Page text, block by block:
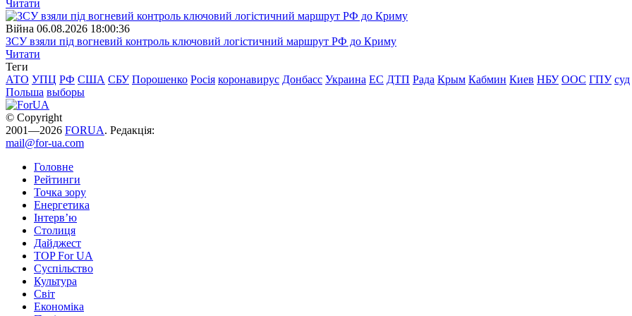
Читати
Війна 06.08.2026 18:00:36
ЗСУ взяли під вогневий контроль ключовий логістичний маршрут РФ до Криму
Читати
Теги
АТО УПЦ РФ США СБУ Порошенко Росія коронавирус Донбасс Украина ЕС ДТП Рада Крым Кабмин Киев НБУ ООС ГПУ суд
Польша выборы
© Copyright
2001—2026 FORUA. Редакція:
mail@for-ua.com
Головне
Рейтинги
Точка зору
Енергетика
Інтерв’ю
Столиця
Дайджест
TOP For UA
Суспiльство
Культура
Світ
Економіка